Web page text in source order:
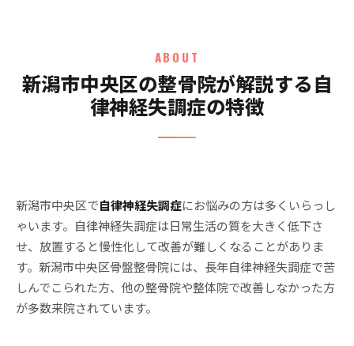
ABOUT
新潟市中央区の整骨院が解説する自
律神経失調症の特徴
新潟市中央区で自律神経失調症にお悩みの方は多くいらっし
ゃいます。自律神経失調症は日常生活の質を大きく低下さ
せ、放置すると慢性化して改善が難しくなることがありま
す。新潟市中央区骨盤整骨院には、長年自律神経失調症で苦
しんでこられた方、他の整骨院や整体院で改善しなかった方
が多数来院されています。